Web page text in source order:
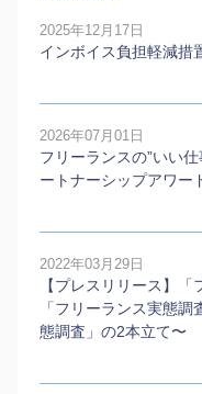
2025年12月17日
インボイス負担軽減措
2026年07月01日
フリーランスの”いい
ートナーシップアワー
2022年03月29日
【プレスリリース】
「フリーランス実態
態調査」の2本⽴て〜